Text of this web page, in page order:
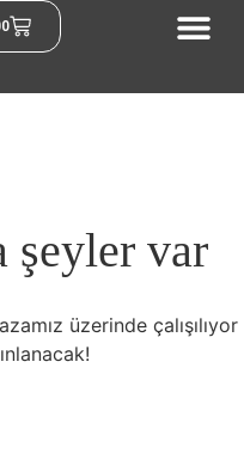
şeyler var
üzerinde çalışılıyor